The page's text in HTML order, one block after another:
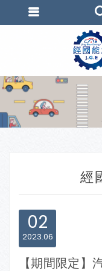
經
02
06
2023
【期間限定】